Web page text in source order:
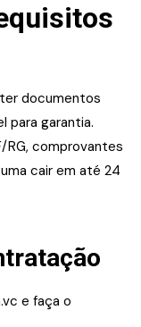
documentos
para garantia.
RG, comprovantes
cair em até 24
e faça o